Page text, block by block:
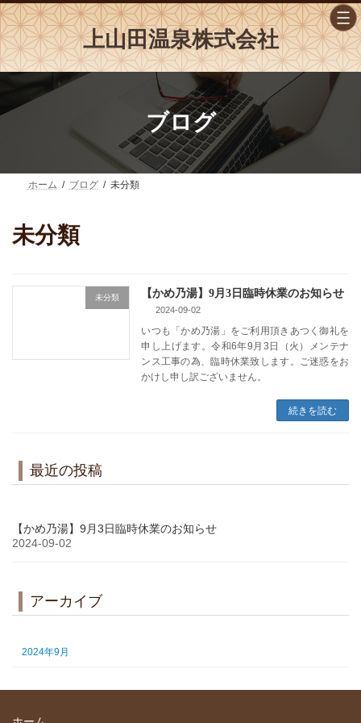
コ
ン
テ
ン
ツ
ナ
ビ
ゲ
ー
シ
上山田温泉株式会社
ブログ
ホーム ブログ 未分類
未分類
未分類 【かめ乃湯】9月3日臨時休業のお知らせ
2024-09-02
いつも「かめ乃湯」をご利用頂きあつく御礼を
申し上げます。令和6年9月3日（火）メンテナ
ンス工事の為、臨時休業致します。ご迷惑をお
かけし申し訳ございません。
続きを読む
最近の投稿
【かめ乃湯】9月3日臨時休業のお知らせ
2024-09-02
アーカイブ
2024年9月